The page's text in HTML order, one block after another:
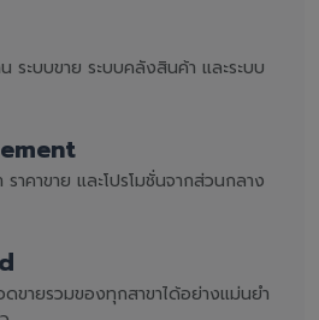
ระบบขาย ระบบคลังสินค้า และระบบ
าคาขาย และโปรโมชั่นจากส่วนกลาง
ดขายรวมของทุกสาขาได้อย่างแม่นยำ